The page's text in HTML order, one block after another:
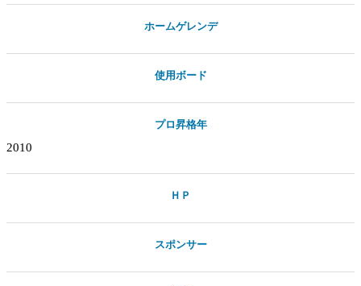
ホームゲレンデ
使用ボード
プロ昇格年
2010
ＨＰ
スポンサー